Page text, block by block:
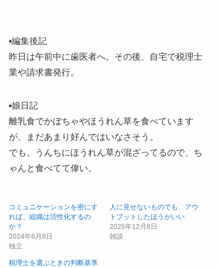
▪️編集後記
昨日は午前中に歯医者へ。その後、自宅で税理士
業や請求書発行。
▪️娘日記
離乳食でかぼちゃやほうれん草を食べています
が、まだあまり好んではいなさそう。
でも、うんちにほうれん草が混ざってるので、ち
ゃんと食べてて偉い。
コミュニケーションを密にす
れば、組織は活性化するの
か？
2024年6月8日
独立
人に見せないものでも、アウ
トプットしたほうがいい
2025年12月8日
雑談
税理士を選ぶときの判断基準